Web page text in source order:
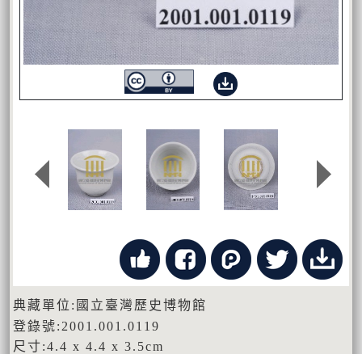
典藏單位:國立臺灣歷史博物館
登錄號:2001.001.0119
尺寸:4.4 x 4.4 x 3.5cm